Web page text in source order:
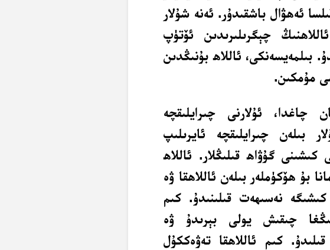
ئەھۋال باشقىدۇر. ئەنە شۇلار
چېگرىلىرىدىن ئۆتۈپ
بىلمەيسەنكى، ئاللاھ بۇنىڭدىن
مۇمكىن.
چاغدا، ئۇلارنى چىرايلىقچە
بىلەن چىرايلىقچە ئايرىلىپ
گۇۋاھ قىلىڭلار. ئاللاھ
بۇ ھۆكۈملەر بىلەن ئاللاھقا ۋە
نەسىھەت قىلىنىدۇ. كىم
چىقىش يولى بېرىدۇ ۋە
كىم ئاللاھقا تەۋەككۇل